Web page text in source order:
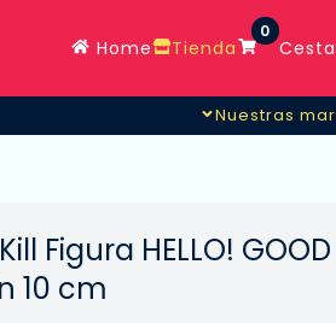
Home Tienda
0
Nuestras
Figura HELLO!
10 cm